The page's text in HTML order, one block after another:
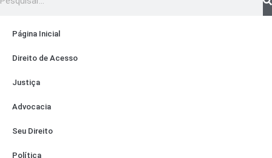
Página Inicial
Direito de Acesso
Justiça
Advocacia
Seu Direito
Política